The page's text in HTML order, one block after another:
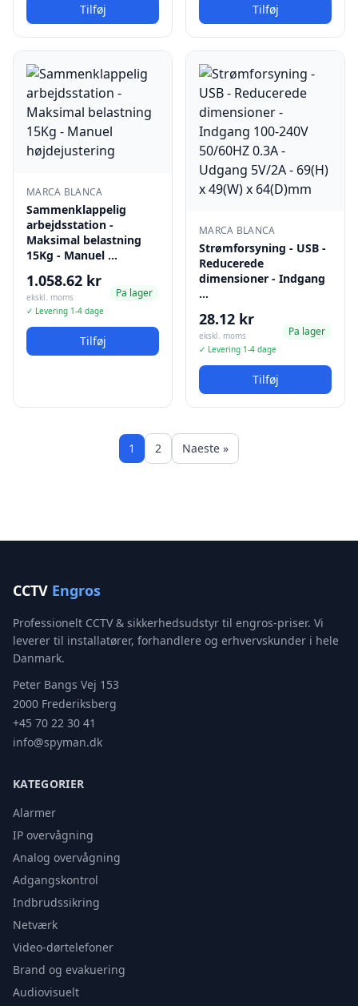
Tilføj Tilføj
MARCA BLANCA
Sammenklappelig
arbejdsstation -
Maksimal belastning
15Kg - Manuel …
1.058.62 kr
ekskl. moms
✓ Levering 1-4 dage
Pa lager
Tilføj
MARCA BLANCA
Strømforsyning - USB -
Reducerede
dimensioner - Indgang
…
28.12 kr
ekskl. moms
✓ Levering 1-4 dage
Pa lager
Tilføj
1 2 Naeste »
CCTV Engros
Professionelt CCTV & sikkerhedsudstyr til engros-priser. Vi
leverer til installatører, forhandlere og erhvervskunder i hele
Danmark.
Peter Bangs Vej 153
2000 Frederiksberg
+45 70 22 30 41
info@spyman.dk
KATEGORIER
Alarmer
IP overvågning
Analog overvågning
Adgangskontrol
Indbrudssikring
Netværk
Video-dørtelefoner
Brand og evakuering
Audiovisuelt